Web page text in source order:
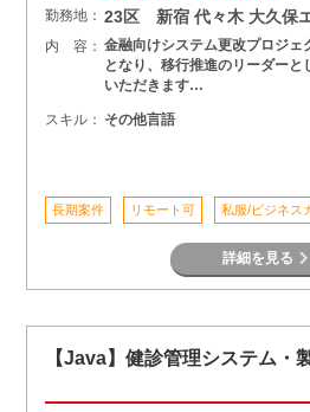
勤務地： 23区 新宿 代々木 大久保
内 容： 金融向けシステム更改プロジェ
となり、移行推進のリーダーと
いただきます…
スキル： その他言語
長期案件 リモート可 私服/ビジネス
詳細を見る
【Java】健診管理システム・